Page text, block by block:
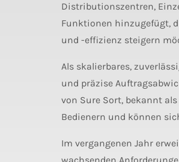
Distributionszentren,
Funktionen hinzugefügt,
und -effizienz steigern
Als skalierbares,
und präzise
von Sure Sort, bekannt als
Bedienern und können
Im vergangenen Jahr